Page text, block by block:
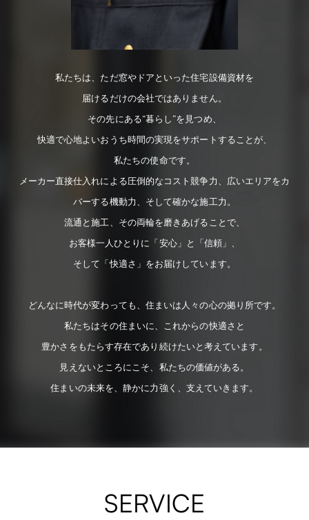
私たちは、ただ窓やドアといった住宅設備資材を
届けるだけの会社ではありません。
その先にある“暮らし”を見つめ、
快適で心地よいおうち時間の実現をサポートすることが、
私たちの使命です。
メーカー直接仕入れによる圧倒的なコスト競争力、広いエリアをカ
バーする機動力、そして確かな施工力。
流通と施工、その両輪を磨きあげることで、
お客様一人ひとりに「安心」と「信頼」、
そして「快適さ」をお届けしています。
どんなに時代が変わっても、住まいは人々の心の拠り所です。
私たちはその住まいに、これからの快適さと
豊かさをもたらす存在であり続けたいと考えています。
見えないところにこそ、私たちの価値がある。
住まいの未来を、静かに力強く、支えていきます。
SERVICE